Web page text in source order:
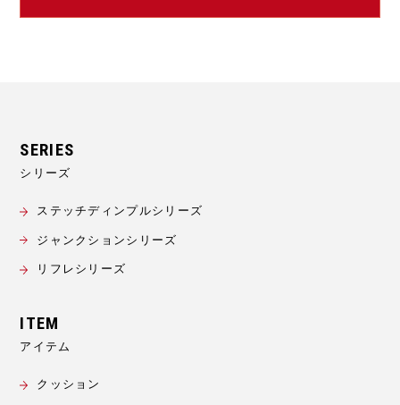
シリーズ
ステッチディンプルシリーズ
ジャンクションシリーズ
リフレシリーズ
アイテム
クッション